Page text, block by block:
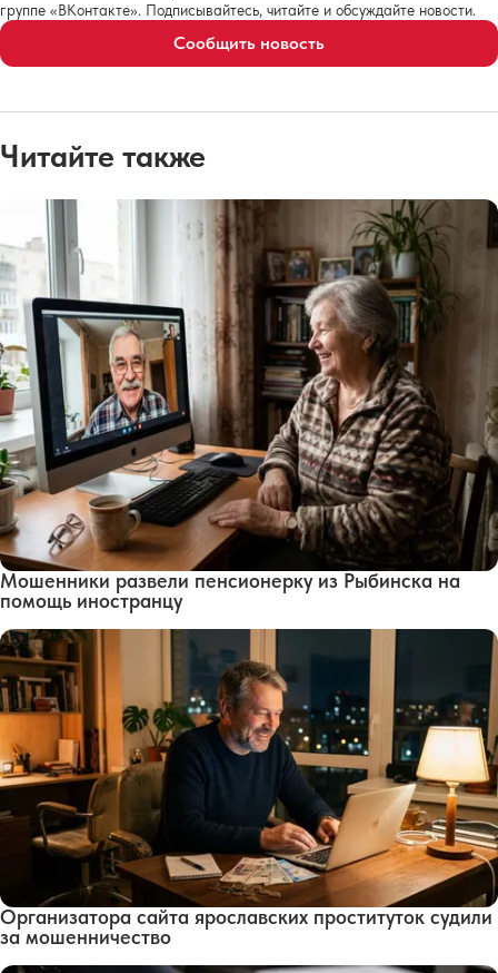
группе «ВКонтакте». Подписывайтесь, читайте и обсуждайте новости.
Сообщить новость
Читайте также
Мошенники развели пенсионерку из Рыбинска на
помощь иностранцу
Организатора сайта ярославских проституток судили
за мошенничество